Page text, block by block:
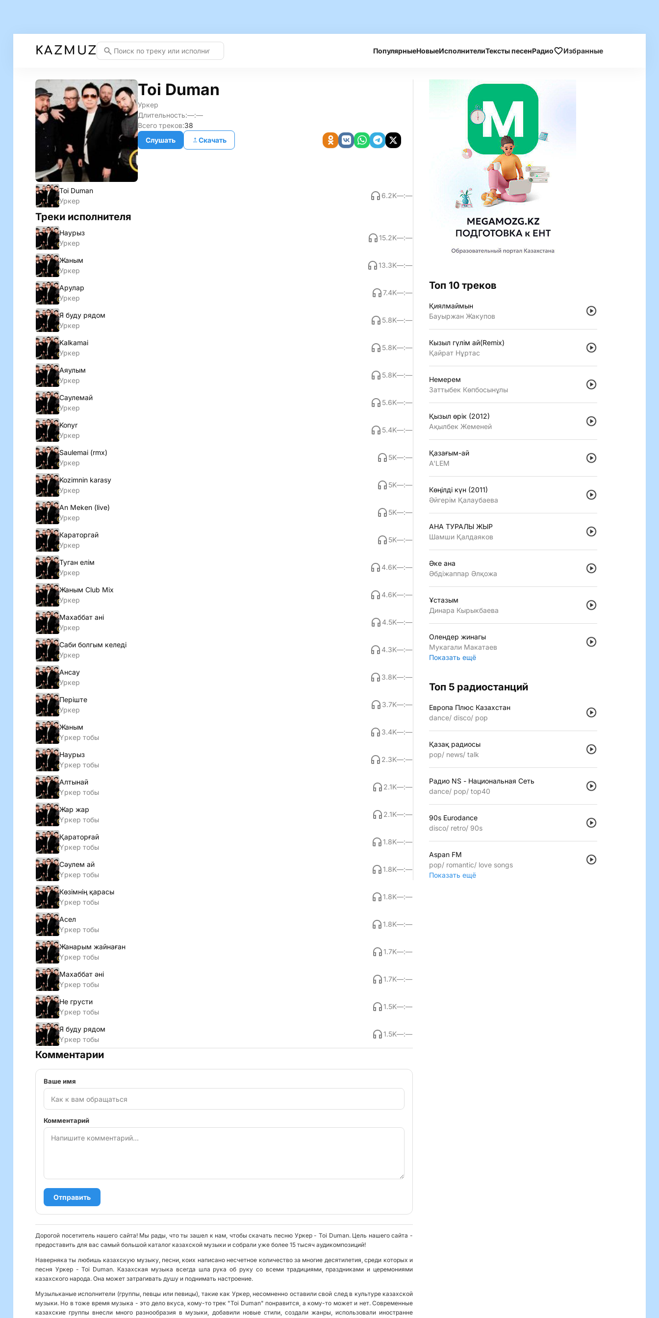
KAZMUZ ПопулярныеНовыеИсполнителиТексты песенРадио Избранные
Toi Duman
Уркер
Длительность:—:—
Всего треков:38
Слушать
Скачать
Toi Duman
Уркер
6.2K—:—
Треки исполнителя
Наурыз
Уркер
15.2K—:—
Жаным
Уркер
13.3K—:—
Арулар
Уркер
7.4K—:—
Я буду рядом
Уркер
5.8K—:—
Kalkamai
Уркер
5.8K—:—
Аяулым
Уркер
5.8K—:—
Саулемай
Уркер
5.6K—:—
Konyr
Уркер
5.4K—:—
Saulemai (rmx)
Уркер
5K—:—
Kozimnin karasy
Уркер
5K—:—
An Meken (live)
Уркер
5K—:—
Караторгай
Уркер
5K—:—
Туган елiм
Уркер
4.6K—:—
Жаным Club Mix
Уркер
4.6K—:—
Махаббат анi
Уркер
4.5K—:—
Саби болгым келедi
Уркер
4.3K—:—
Ансау
Уркер
3.8K—:—
Перiште
Уркер
3.7K—:—
Жаным
Үркер тобы
3.4K—:—
Наурыз
Үркер тобы
2.3K—:—
Алтынай
Үркер тобы
2.1K—:—
Жар жар
Үркер тобы
2.1K—:—
Қараторғай
Үркер тобы
1.8K—:—
Сәулем ай
Үркер тобы
1.8K—:—
Көзімнің қарасы
Үркер тобы
1.8K—:—
Асел
Үркер тобы
1.8K—:—
Жанарым жайнаған
Үркер тобы
1.7K—:—
Махаббат әнi
Үркер тобы
1.7K—:—
Не грусти
Үркер тобы
1.5K—:—
Я буду рядом
Үркер тобы
1.5K—:—
Комментарии
Ваше имя
Комментарий
Отправить
Дорогой посетитель нашего сайта! Мы рады, что ты зашел к нам, чтобы скачать песню Уркер - Toi Duman. Цель нашего сайта -
предоставить для вас самый большой каталог казахской музыки и собрали уже более 15 тысяч аудикомпозиций!
Наверняка ты любишь казахскую музыку, песни, коих написано несчетное количество за многие десятилетия, среди которых и
песня Уркер - Toi Duman. Казахская музыка всегда шла рука об руку со всеми традициями, праздниками и церемониями
казахского народа. Она может затрагивать душу и поднимать настроение.
Музыльканые исполнители (группы, певцы или певицы), такие как Уркер, несомненно оставили свой след в культуре казахской
музыки. Но в тоже время музыка - это дело вкуса, кому-то трек "Toi Duman" понравится, а кому-то может и нет. Современные
казахские группы внесли много разнообразия в музыки, добавили новые стили, создали жанры, использовали иностранне
Топ 10 треков
Қиялмаймын
Бауыржан Жакупов
Кызыл гүлiм ай(Remix)
Қайрат Нұртас
Немерем
Заттыбек Көпбосынұлы
Қызыл өрiк (2012)
Ақылбек Жеменей
Қазағым-ай
A'LEM
Көңiлдi күн (2011)
Әйгерiм Қалаубаева
АНА ТУРАЛЫ ЖЫР
Шамши Қалдаяков
Әке ана
Әбдiжаппар Әлқожа
Ұстазым
Динара Кырыкбаева
Олендер жинагы
Мукагали Макатаев
Показать ещё
Топ 5 радиостанций
Европа Плюс Казахстан
dance disco pop
Қазақ радиосы
pop
news talk
Радио NS - Национальная Сеть
dance pop top40
90s Eurodance
disco retro 90s
Aspan FM
pop
romantic
love songs
Показать ещё